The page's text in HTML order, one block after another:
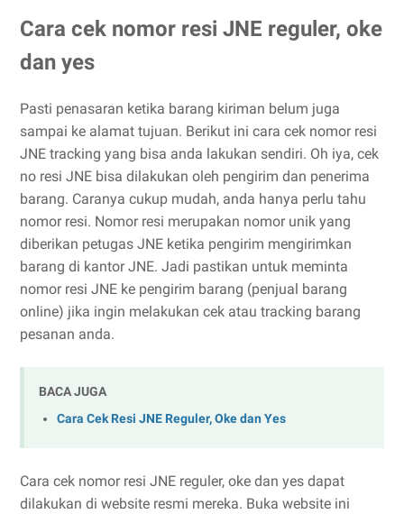
Cara cek nomor resi JNE reguler, oke
dan yes
Pasti penasaran ketika barang kiriman belum juga
sampai ke alamat tujuan. Berikut ini cara cek nomor resi
JNE tracking yang bisa anda lakukan sendiri. Oh iya, cek
no resi JNE bisa dilakukan oleh pengirim dan penerima
barang. Caranya cukup mudah, anda hanya perlu tahu
nomor resi. Nomor resi merupakan nomor unik yang
diberikan petugas JNE ketika pengirim mengirimkan
barang di kantor JNE. Jadi pastikan untuk meminta
nomor resi JNE ke pengirim barang (penjual barang
online) jika ingin melakukan cek atau tracking barang
pesanan anda.
BACA JUGA
Cara Cek Resi JNE Reguler, Oke dan Yes
Cara cek nomor resi JNE reguler, oke dan yes dapat
dilakukan di website resmi mereka. Buka website ini